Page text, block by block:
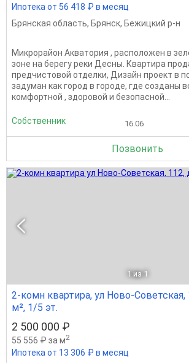
Ипотека от 56 418 ₽ в месяц
Брянская область, Брянск, Бежицкий р-н
Микрорайон Акватория , расположен в
зоне на берегу реки Десны. Квартира
предчистовой отделки, Дизайн проект в
задуман как город в городе, где созданы
комфортной , здоровой и безопасной...
Собственник 16.06
Позвонить
1 из 1
2-комн квартира, ул Ново-Советская,
м², 1/5 эт.
2 500 000 ₽
55 556 ₽ за м2
Ипотека от 13 306 ₽ в месяц